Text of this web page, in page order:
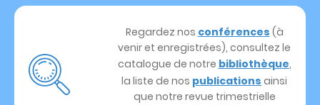
Regardez nos conférences (à
venir et enregistrées), consultez le
catalogue de notre bibliothèque,
la liste de nos publications ainsi
que notre revue trimestrielle